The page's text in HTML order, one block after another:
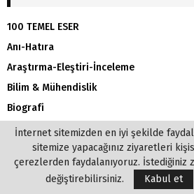
100 TEMEL ESER
Anı-Hatıra
Araştırma-Eleştiri-İnceleme
Bilim & Mühendislik
Biografi
Çocuk
Deneme
Diğer
İnternet sitemizden en iyi şekilde
sitemize yapacağınız ziyaretleri
çerezlerden faydalanıyoruz. İstediğiniz
değiştirebilirsiniz.
Kabul et